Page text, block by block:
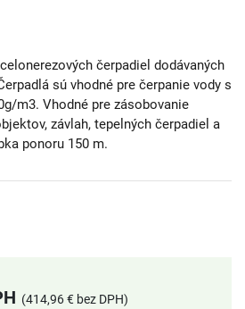
čerpadiel dodávaných
sú vhodné pre čerpanie vody s
m3. Vhodné pre zásobovanie
závlah, tepelných čerpadiel a
ponoru 150 m.
(414,96 € bez DPH)